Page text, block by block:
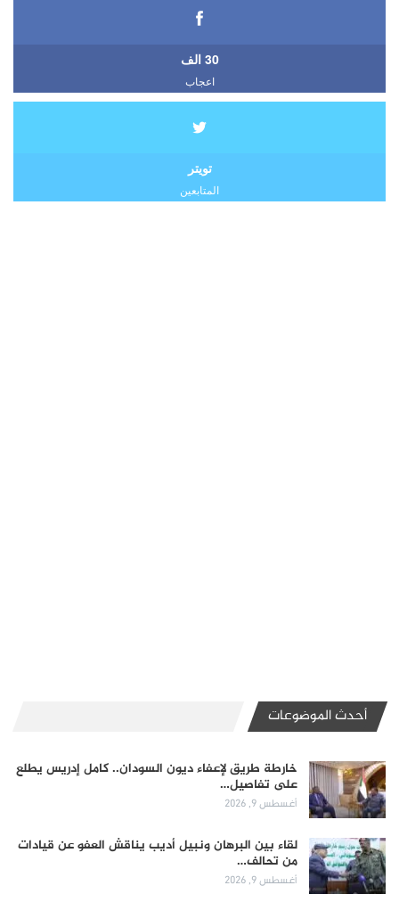
30 الف
اعجاب
تويتر
المتابعين
أحدث الموضوعات
خارطة طريق لإعفاء ديون السودان.. كامل إدريس يطلع
على تفاصيل…
أغسطس 9, 2026
لقاء بين البرهان ونبيل أديب يناقش العفو عن قيادات
من تحالف…
أغسطس 9, 2026